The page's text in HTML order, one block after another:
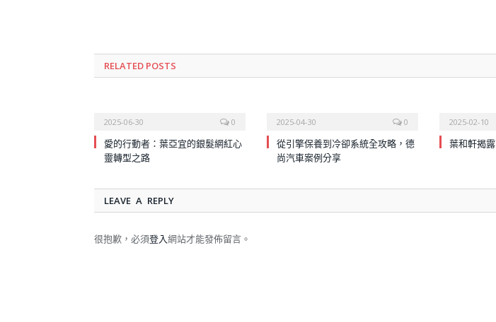
RELATED POSTS
2025-06-30 0
愛的行動者：葉亞宜的銀髮網紅心
靈轉型之路
2025-04-30 0
從引擎保養到冷卻系統全攻略，德
尚汽車案例分享
2025-02-10
葉和軒揭
LEAVE A REPLY
很抱歉，必須登入網站才能發佈留言。